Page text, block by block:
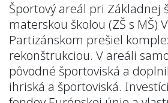
Športový areál pri Základnej
materskou školou (ZŠ s MŠ)
Partizánskom prešiel
rekonštrukciou. V areáli
pôvodné športoviská a
ihriská a športoviská.